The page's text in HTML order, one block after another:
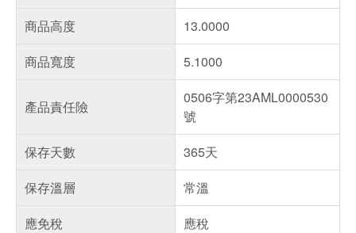
商品高度
13.0000
商品寬度
5.1000
產品責任險
0506字第23AML0000530
號
保存天數
365天
保存溫層
常溫
應免稅
應稅